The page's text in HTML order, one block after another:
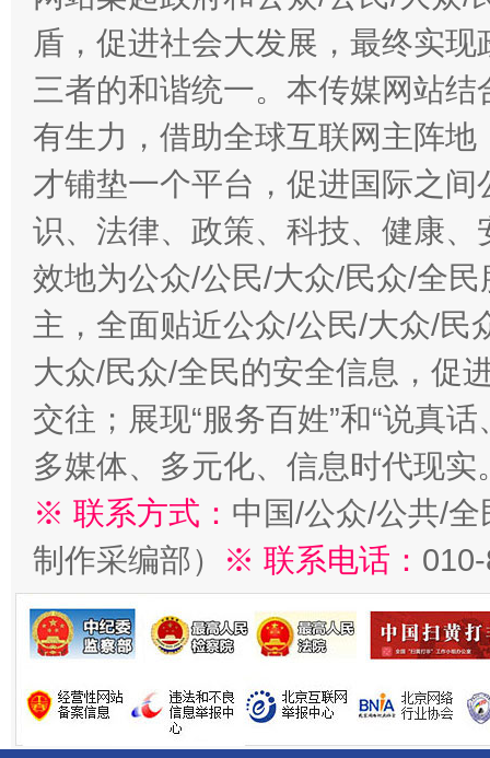
盾，促进社会大发展，最终实
三者的和谐统一。本传媒网站
有生力，借助全球互联网主阵
才铺垫一个平台，促进国际之
识、法律、政策、科技、健康
效地为公众/公民/大众/民众/全
主，全面贴近公众/公民/大众/民
大众/民众/全民的安全信息，促
交往；展现“服务百姓”和“说真
多媒体、多元化、信息时代现实
※ 联系方式： 中国/公众/公共/
制作采编部）
※ 联系电话：